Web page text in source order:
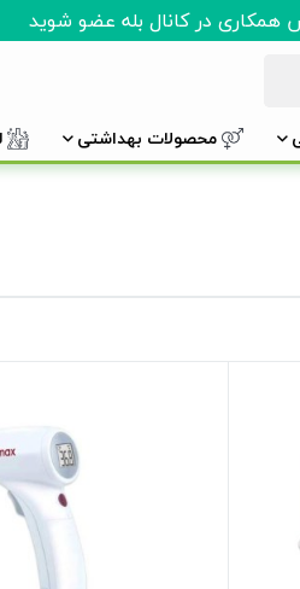
همکاری در کانال بله عضو شوید
محصولات بهداشتی